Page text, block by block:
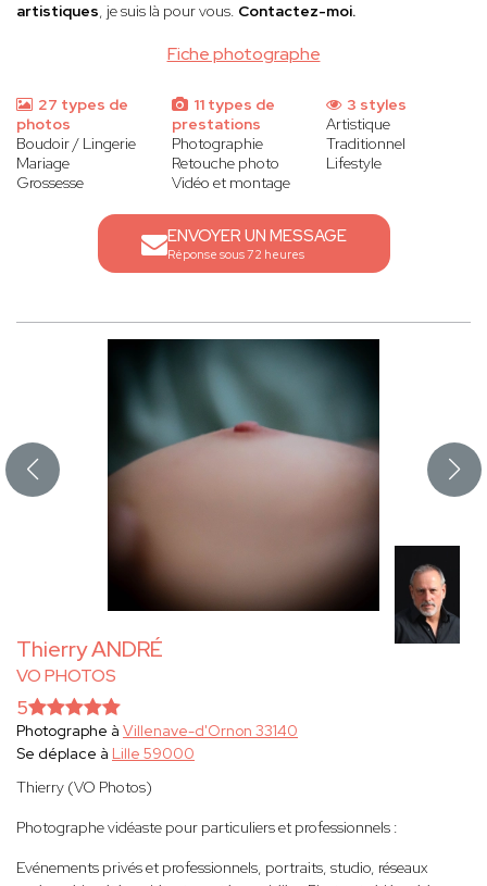
Fiche photographe
artistiques, je suis là pour vous. Contactez-moi.
27 types de
photos
Boudoir / Lingerie
Mariage
Grossesse
11 types de
prestations
Photographie
Retouche photo
Vidéo et montage
3 styles
Artistique
Traditionnel
Lifestyle
ENVOYER UN MESSAGE
Réponse sous 72 heures
Thierry ANDRÉ
VO PHOTOS
5
Photographe à Villenave-d'Ornon 33140
Se déplace à Lille 59000
Thierry (VO Photos)
Photographe vidéaste pour particuliers et professionnels :
Evénements privés et professionnels, portraits, studio, réseaux